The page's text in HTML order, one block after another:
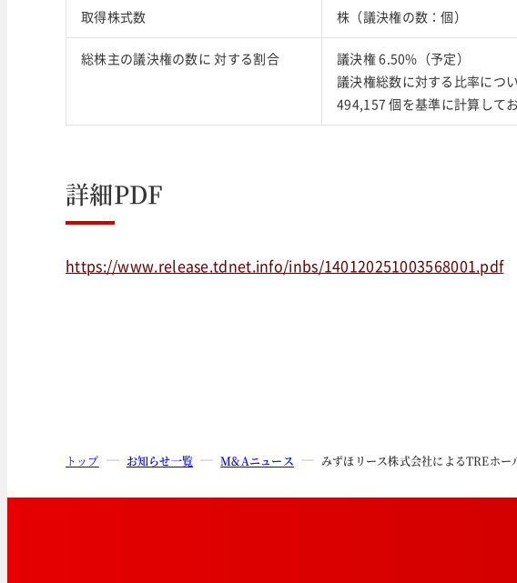
取得株式数 株（議決権の数：個）
総株主の議決権の数に 対する割合
議決権 6.50%（予定）
議決権総数に対する比率につ
494,157 個を基準に計算してお
詳細PDF
https://www.release.tdnet.info/inbs/140120251003568001.pdf
トップ お知らせ一覧 M&Aニュース みずほリース株式会社によるTREホ